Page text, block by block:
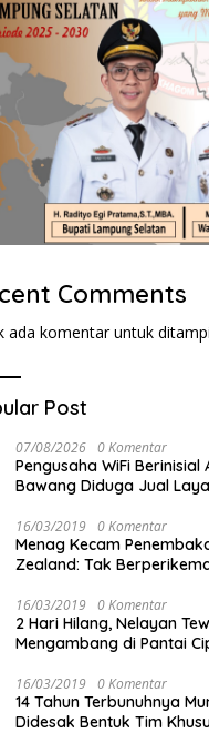
Comments
ada komentar untuk
Post
07/08/2026 0 Komentar
Pengusaha WiFi Berinisial
Bawang Diduga Jual
16/03/2019 0 Komentar
Menag Kecam
Zealand: Tak
16/03/2019 0 Komentar
2 Hari Hilang, Nelayan
Mengambang di Pantai
16/03/2019 0 Komentar
14 Tahun Terbunuhnya
Didesak Bentuk Tim